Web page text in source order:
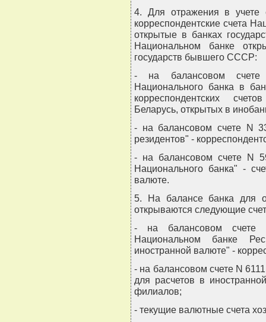
4. Для отражения в учете
корреспондентские счета
открытые в банках
Национальном банке
государств бывшего СССР:
- на балансовом счете
Национального банка в
корреспондентских
Беларусь, открытых в
- на балансовом счете N
резидентов" -
- на балансовом счете N
Национального банка" -
валюте.
5. На балансе банка для
открываются следующие
- на балансовом счете
Национальном банке
иностранной валюте" -
- на балансовом счете N
для расчетов в
филиалов;
- текущие валютные счета